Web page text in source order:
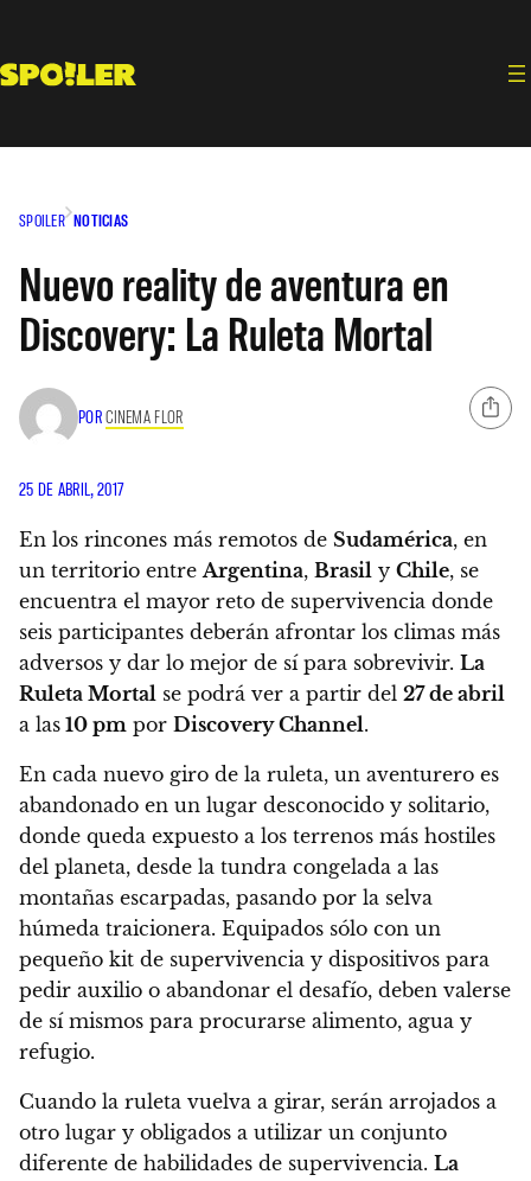
contenido
SPOILER NOTICIAS
Nuevo reality de aventura en
Discovery: La Ruleta Mortal
PORCINEMA FLOR
25 DE ABRIL, 2017
En los rincones más remotos de Sudamérica, en
un territorio entreArgentina, Brasil y Chile, se
encuentra el mayor reto de supervivencia donde
seis participantes deberán afrontar los climas más
adversos y dar lo mejor de sí para sobrevivir. La
Ruleta Mortal se podrá ver a partir del 27 de abril
a las 10 pm por Discovery Channel.
En cada nuevo giro de la ruleta, un aventurero es
abandonado en un lugar desconocido y solitario,
donde queda expuesto a los terrenos más hostiles
del planeta, desde la tundra congelada a las
montañas escarpadas, pasando por la selva
húmeda traicionera. Equipados sólo con un
pequeño kit de supervivencia y dispositivos para
pedir auxilio o abandonar el desafío, deben valerse
de sí mismos para procurarse alimento, agua y
refugio.
Cuando la ruleta vuelva a girar, serán arrojados a
otro lugar y obligados a utilizar un conjunto
diferente de habilidades de supervivencia. La